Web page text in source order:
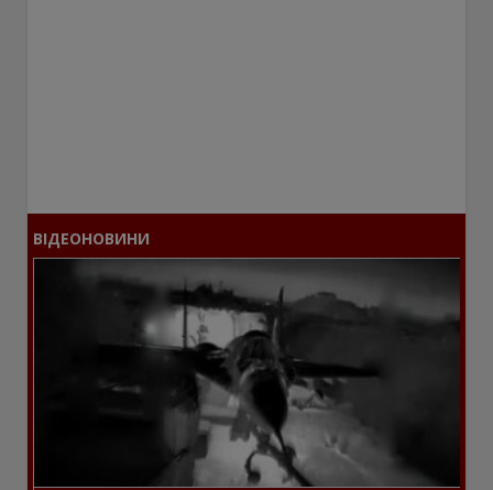
ВІДЕОНОВИНИ